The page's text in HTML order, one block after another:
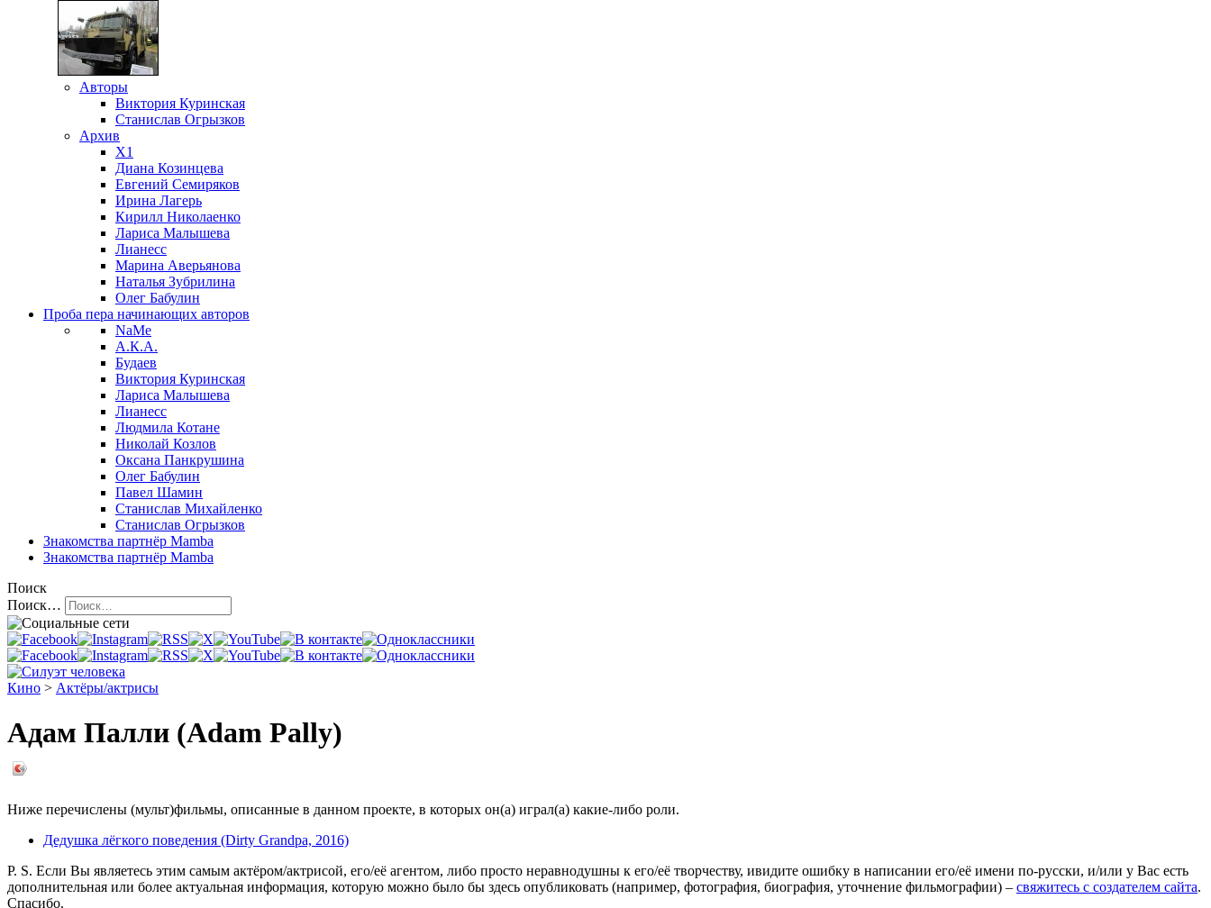
Авторы
Виктория Куринская
Станислав Огрызков
Архив
X1
Диана Козинцева
Евгений Семиряков
Ирина Лагерь
Кирилл Николаенко
Лариса Малышева
Лианесс
Марина Аверьянова
Наталья Зубрилина
Олег Бабулин
Проба пера начинающих авторов
NaMe
А.К.А.
Будаев
Виктория Куринская
Лариса Малышева
Лианесс
Людмила Котане
Николай Козлов
Оксана Панкрушина
Олег Бабулин
Павел Шамин
Станислав Михайленко
Станислав Огрызков
Знакомства партнёр Mamba
Знакомства партнёр Mamba
Поиск
Поиск…
Кино > Актёры/актрисы
Адам Палли (Adam Pally)
Ниже перечислены (мульт)фильмы, описанные в данном проекте, в которых он(а) играл(а) какие-либо роли.
Дедушка лёгкого поведения (Dirty Grandpa, 2016)
P. S. Если Вы являетесь этим самым актёром/актрисой, его/её агентом, либо просто неравнодушны к его/её творчеству, ивидите ошибку в написании его/её имени по-русски, и/или у Вас есть
дополнительная или более актуальная информация, которую можно было бы здесь опубликовать (например, фотография, биография, уточнение фильмографии) – свяжитесь с создателем сайта.
Спасибо.